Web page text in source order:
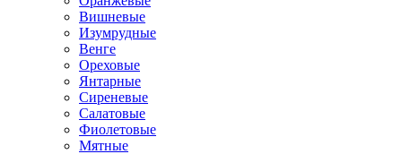
Вишневые
Изумрудные
Венге
Ореховые
Янтарные
Сиреневые
Салатовые
Фиолетовые
Мятные